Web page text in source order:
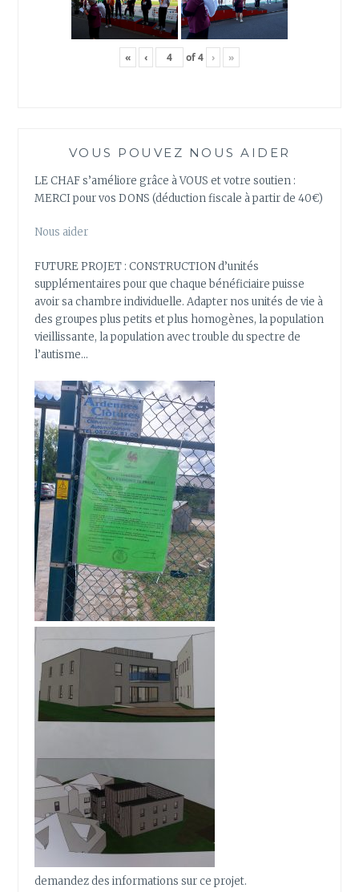
« ‹ of4 › »
VOUS POUVEZ NOUS AIDER
LE CHAF s’améliore grâce à VOUS et votre soutien :
MERCI pour vos DONS (déduction fiscale à partir de 40€)
Nous aider
FUTURE PROJET : CONSTRUCTION d’unités
supplémentaires pour que chaque bénéficiaire puisse
avoir sa chambre individuelle. Adapter nos unités de vie à
des groupes plus petits et plus homogènes, la population
vieillissante, la population avec trouble du spectre de
l’autisme…
demandez des informations sur ce projet.